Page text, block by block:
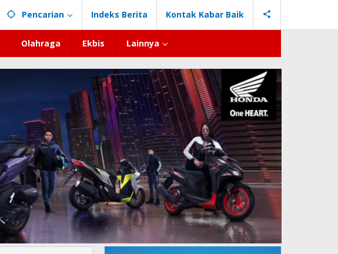
Pencarian Indeks Berita Kontak Kabar Baik
Olahraga Ekbis Lainnya